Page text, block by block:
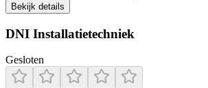
Bekijk details
DNI Installatietechniek
Gesloten